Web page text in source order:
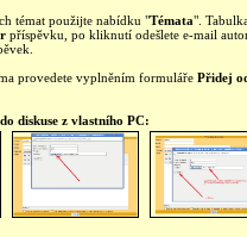
témat použijte nabídku "Témata".
příspěvku, po kliknutí odešlete e-mail
provedete vyplněním formuláře Přidej
diskuse z vlastního PC: